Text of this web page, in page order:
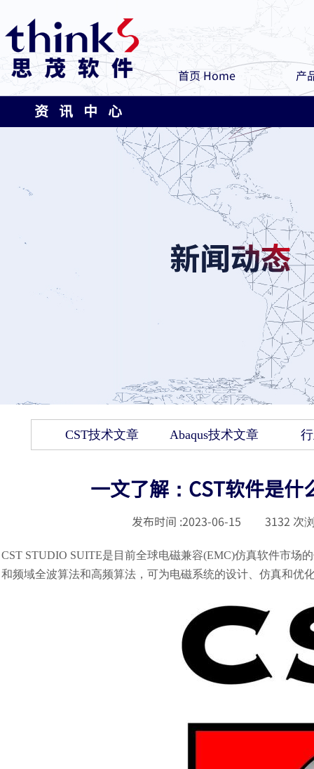
首页 Home 产
资 讯 中 心
CST技术文章 Abaqus技术文章
一文了解：CST软件是
发布时间 :2023-06-15 3132 次
CST STUDIO SUITE是目前全球电磁兼容(EMC)仿真软件市场
和频域全波算法和高频算法，可为电磁系统的设计、仿真和优